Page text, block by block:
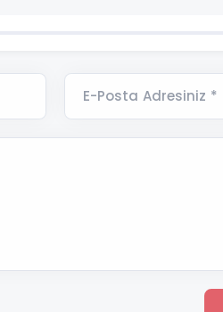
E-Posta Adresiniz *